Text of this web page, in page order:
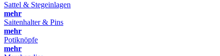
Sattel & Stegeinlagen
mehr
Saitenhalter & Pins
mehr
Potiknöpfe
mehr